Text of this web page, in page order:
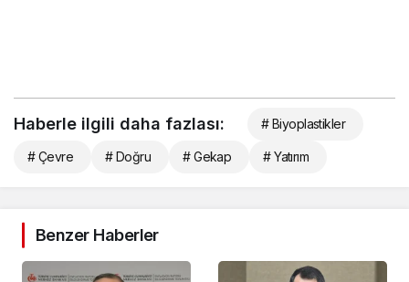
Haberle ilgili daha fazlası: # Biyoplastikler
# Çevre # Doğru # Gekap # Yatırım
Benzer Haberler